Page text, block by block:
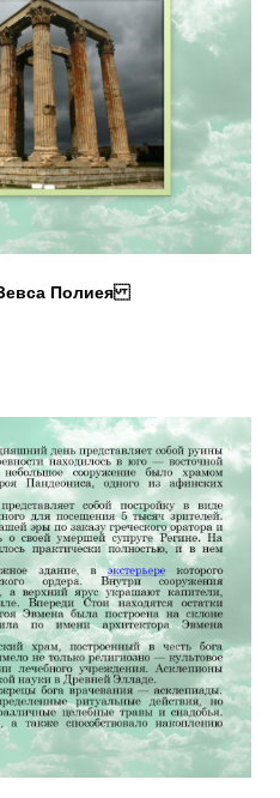
Полиея